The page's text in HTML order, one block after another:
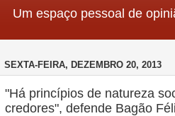
Um espaço pessoal de
SEXTA-FEIRA, DEZEMBRO 20, 2013
"Há princípios de natureza
credores", defende Bagão